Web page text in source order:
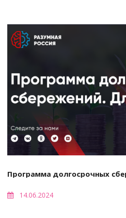
Программа долгосрочных
14.06.2024